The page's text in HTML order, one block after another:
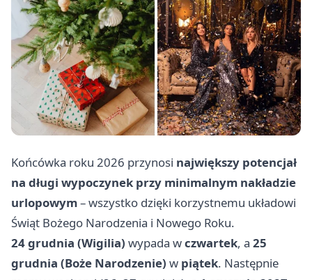
Końcówka roku 2026 przynosi największy potencjał
na długi wypoczynek przy minimalnym nakładzie
urlopowym– wszystko dzięki korzystnemu układowi
Świąt Bożego Narodzenia i Nowego Roku.
24 grudnia (Wigilia) wypada wczwartek, a 25
grudnia (Boże Narodzenie) w piątek. Następnie